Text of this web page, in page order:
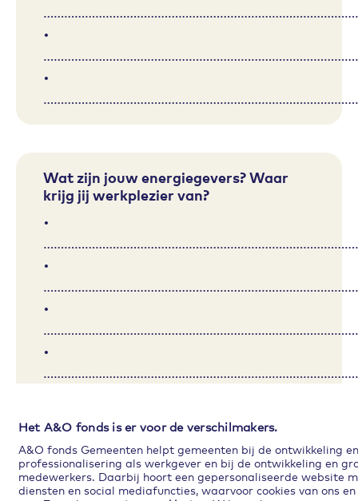
Het A&O fonds is er voor de verschilmakers.
A&O fonds Gemeenten helpt gemeenten bij de ontwikkeling en
professionalisering als werkgever en bij de ontwikkeling en
medewerkers. Daarbij hoort een gepersonaliseerde website
diensten en social mediafuncties, waarvoor cookies van ons
•
•
Wat zijn jouw energiegevers? Waar
krijg jij werkplezier van?
•
•
•
•